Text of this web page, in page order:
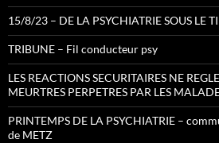
15/8/23 – DE LA PSYCHIATRIE SOUS LE
TRIBUNE – Fil conducteur psy
LES REACTIONS SECURITAIRES NE
MEURTRES PERPETRES PAR LES
PRINTEMPS DE LA PSYCHIATRIE –
de METZ